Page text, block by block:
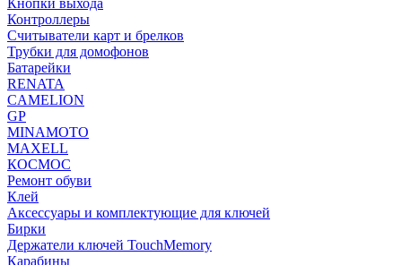
Кнопки выхода
Контроллеры
Считыватели карт и брелков
Трубки для домофонов
Батарейки
RENATA
CAMELION
GP
MINAMOTO
MAXELL
КОСМОС
Ремонт обуви
Клей
Аксессуары и комплектующие для ключей
Бирки
Держатели ключей TouchMemory
Карабины